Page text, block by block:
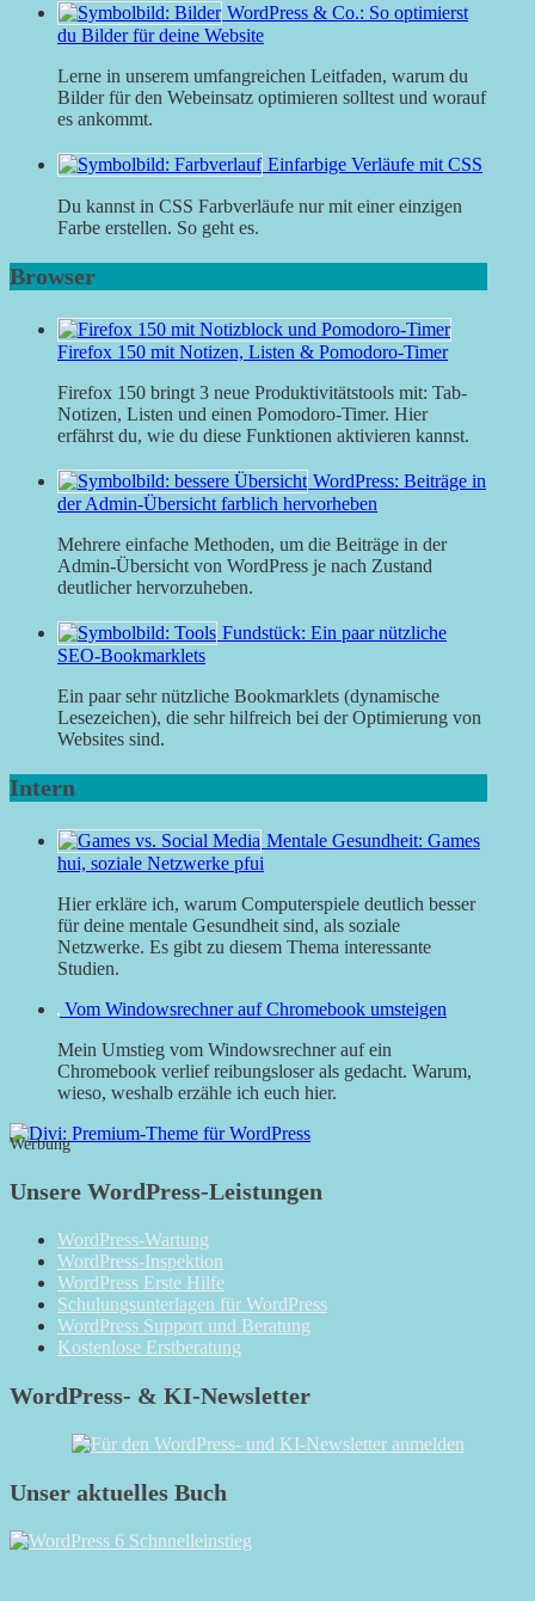
WordPress & Co.: So optimierst
du Bilder für deine Website
Lerne in unserem umfangreichen Leitfaden, warum du
Bilder für den Webeinsatz optimieren solltest und worauf
es ankommt.
Einfarbige Verläufe mit CSS
Du kannst in CSS Farbverläufe nur mit einer einzigen
Farbe erstellen. So geht es.
Browser
Firefox 150 mit Notizen, Listen & Pomodoro-Timer
Firefox 150 bringt 3 neue Produktivitätstools mit: Tab-
Notizen, Listen und einen Pomodoro-Timer. Hier
erfährst du, wie du diese Funktionen aktivieren kannst.
WordPress: Beiträge in
der Admin-Übersicht farblich hervorheben
Mehrere einfache Methoden, um die Beiträge in der
Admin-Übersicht von WordPress je nach Zustand
deutlicher hervorzuheben.
Fundstück: Ein paar nützliche
SEO-Bookmarklets
Ein paar sehr nützliche Bookmarklets (dynamische
Lesezeichen), die sehr hilfreich bei der Optimierung von
Websites sind.
Intern
Mentale Gesundheit: Games
hui, soziale Netzwerke pfui
Hier erkläre ich, warum Computerspiele deutlich besser
für deine mentale Gesundheit sind, als soziale
Netzwerke. Es gibt zu diesem Thema interessante
Studien.
Vom Windowsrechner auf Chromebook umsteigen
Mein Umstieg vom Windowsrechner auf ein
Chromebook verlief reibungsloser als gedacht. Warum,
wieso, weshalb erzähle ich euch hier.
Werbung
Unsere WordPress-Leistungen
WordPress-Wartung
WordPress-Inspektion
WordPress Erste Hilfe
Schulungsunterlagen für WordPress
WordPress Support und Beratung
Kostenlose Erstberatung
WordPress- & KI-Newsletter
Unser aktuelles Buch